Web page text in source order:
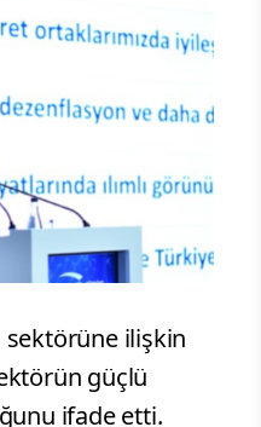
ilişkin
güçlü
ifade etti.